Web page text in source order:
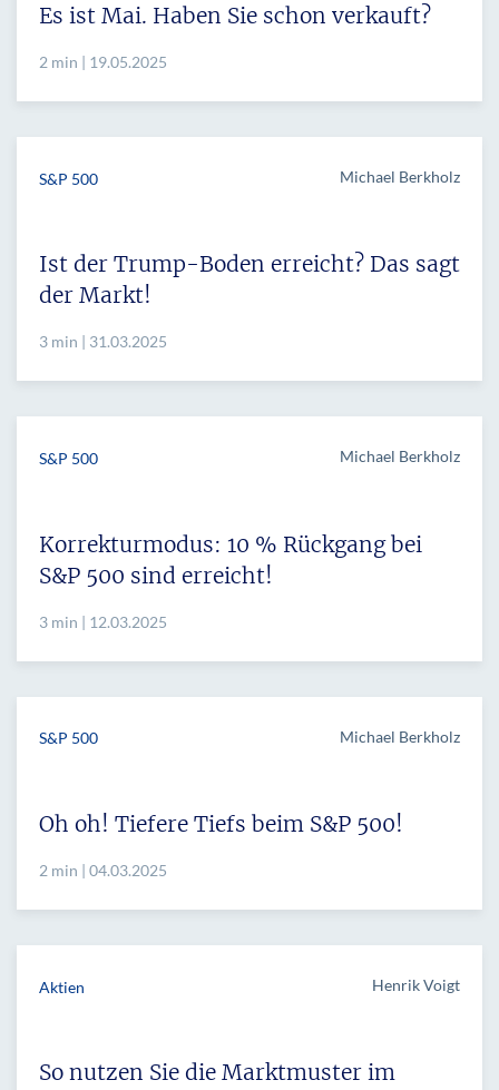
Es ist Mai. Haben Sie schon verkauft?
2 min | 19.05.2025
S&P 500 Michael Berkholz
Ist der Trump-Boden erreicht? Das sagt
der Markt!
3 min | 31.03.2025
S&P 500 Michael Berkholz
Korrekturmodus: 10 % Rückgang bei
S&P 500 sind erreicht!
3 min | 12.03.2025
S&P 500 Michael Berkholz
Oh oh! Tiefere Tiefs beim S&P 500!
2 min | 04.03.2025
Aktien Henrik Voigt
So nutzen Sie die Marktmuster im